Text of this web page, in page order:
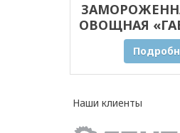
ОВОЩНАЯ
20 КГ
Наши клиенты